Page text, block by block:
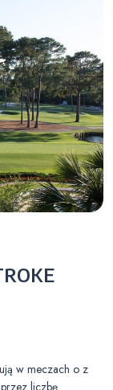
w meczach o z
liczbę